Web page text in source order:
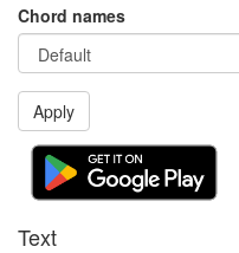
Chord names
Apply
Text